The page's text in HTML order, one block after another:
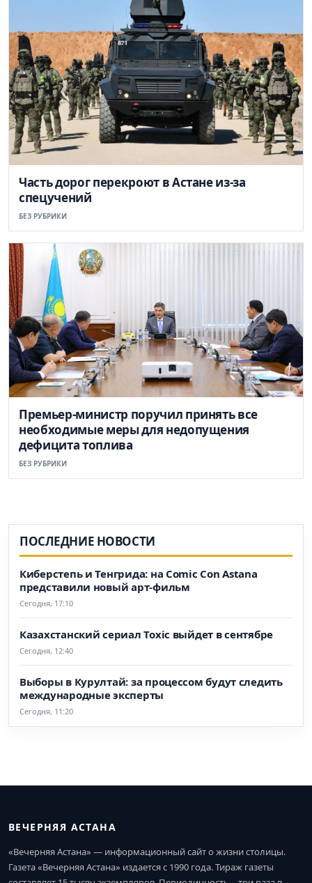
Часть дорог перекроют в Астане из-за
спецучений
БЕЗ РУБРИКИ
Премьер-министр поручил принять все
необходимые меры для недопущения
дефицита топлива
БЕЗ РУБРИКИ
ПОСЛЕДНИЕ НОВОСТИ
Киберстепь и Тенгрида: на Comic Con Astana
представили новый арт-фильм
Сегодня, 17:10
Казахстанский сериал Toxic выйдет в сентябре
Сегодня, 12:40
Выборы в Курултай: за процессом будут следить
международные эксперты
Сегодня, 11:20
ВЕЧЕРНЯЯ АСТАНА
«Вечерняя Астана» — информационный сайт о жизни столицы.
Газета «Вечерняя Астана» издается с 1990 года. Тираж газеты